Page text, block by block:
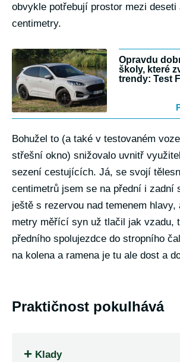
obvykle potřebují prostor mezi deseti
centimetry.
Opravdu
školy, které
trendy: Test
Bohužel to (a také v testovaném
střešní okno) snižovalo uvnitř
sezení cestujících. Já, se svojí
centimetrů jsem se na přední i zadní
ještě s rezervou nad temenem
metry měřící syn už tlačil jak vzadu,
předního spolujezdce do stropního
na kolena a ramena je tu ale dost a
Praktičnost pokulhává
+ Klady